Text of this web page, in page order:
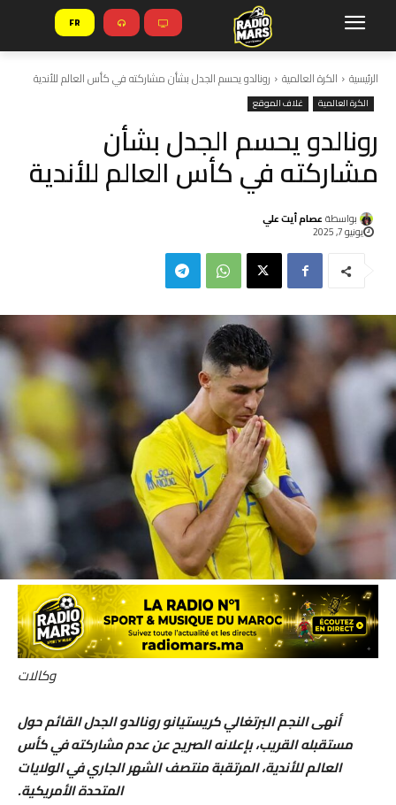
FR
الرئيسية الكرة العالمية رونالدو يحسم الجدل بشأن مشاركته في كأس العالم للأندية
الكرة العالمية غلاف الموقع
رونالدو يحسم الجدل بشأن
مشاركته في كأس العالم للأندية
بواسطة عصام أيت علي
يونيو 7, 2025
وكالات
أنهى النجم البرتغالي كريستيانو رونالدو الجدل القائم حول
مستقبله القريب، بإعلانه الصريح عن عدم مشاركته في كأس
العالم للأندية، المرتقبة منتصف الشهر الجاري في الولايات
المتحدة الأمريكية.